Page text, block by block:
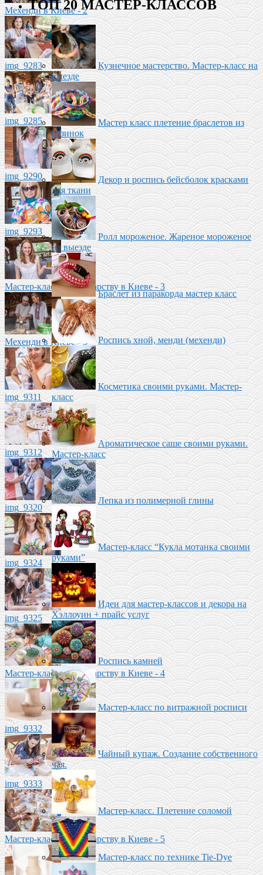
Мехенди в Киеве - 2
img_9283
img_9285
img_9290
img_9293
Мастер-класс по Гончарству в Киеве - 3
Мехенди в Киеве - 3
img_9311
img_9312
img_9320
img_9324
img_9325
Мастер-класс по Гончарству в Киеве - 4
img_9332
img_9333
Мастер-класс по Гончарству в Киеве - 5
ТОП 20 МАСТЕР-КЛАССОВ
Кузнечное мастерство. Мастер-класс на
выезде
Мастер класс плетение браслетов из
резинок
Декор и роспись бейсболок красками
для ткани
Ролл мороженое‬. Жареное мороженое
на выезде
Браслет из паракорда мастер класс
Роспись хной, менди (мехенди)
Косметика своими руками. Мастер-
класс
Ароматическое саше своими руками.
Мастер-класс
Лепка из полимерной глины
Мастер-класс “Кукла мотанка своими
руками”
Идеи для мастер-классов и декора на
Хэллоуин + прайс услуг
Роспись камней
Мастер-класс по витражной росписи
Чайный купаж. Создание собственного
чая.
Мастер-класс. Плетение соломой
Мастер-класс по технике Tie-Dye